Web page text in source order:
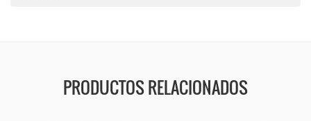
PRODUCTOS RELACIONADOS